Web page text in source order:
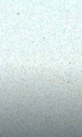
HORORY
REALITA
OPTICKÉ
KLAMY